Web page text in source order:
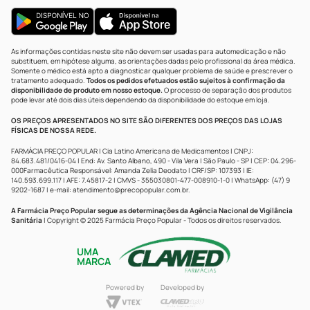
As informações contidas neste site não devem ser usadas para automedicação e não
substituem, em hipótese alguma, as orientações dadas pelo profissional da área médica.
Somente o médico está apto a diagnosticar qualquer problema de saúde e prescrever o
tratamento adequado. Todos os pedidos efetuados estão sujeitos à confirmação da
disponibilidade de produto em nosso estoque.O processo de separação dos produtos
pode levar até dois dias úteis dependendo da disponibilidade do estoque em loja.
OS PREÇOS APRESENTADOS NO SITE SÃO DIFERENTES DOS PREÇOS DAS LOJAS
FÍSICAS DE NOSSA REDE.
FARMÁCIA PREÇO POPULAR | Cia Latino Americana de Medicamentos | CNPJ:
84.683.481/0416-04 | End: Av. Santo Albano, 490 - Vila Vera | São Paulo - SP | CEP: 04.296-
000Farmacêutica Responsável: Amanda Zelia Deodato | CRF/SP: 107393 | IE:
140.593.699.117 | AFE: 7.45817-2 | CMVS - 355030801-477-008910-1-0 | WhatsApp: (47) 9
9202-1687 | e-mail: atendimento@precopopular.com.br.
A Farmácia Preço Popular segue as determinações da Agência Nacional de Vigilância
Sanitária | Copyright © 2025 Farmácia Preço Popular - Todos os direitos reservados.
UMA
MARCA
Powered by Developed by